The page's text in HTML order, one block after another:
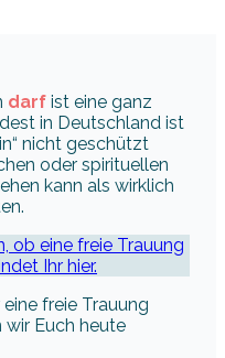
darf ist eine ganz
in Deutschland ist
nicht geschützt
oder spirituellen
kann als wirklich
ob eine freie Trauung
Ihr hier.
freie Trauung
wir Euch heute